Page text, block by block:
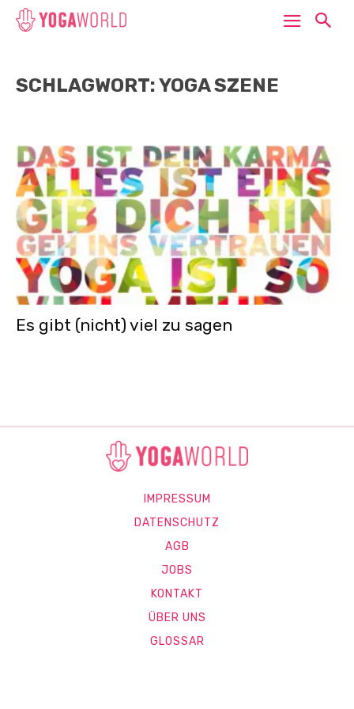
SCHLAGWORT: YOGA SZENE
Es gibt (nicht) viel zu sagen
IMPRESSUM
DATENSCHUTZ
AGB
JOBS
KONTAKT
ÜBER UNS
GLOSSAR